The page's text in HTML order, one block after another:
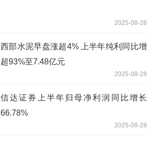
2025-08-28
西部水泥早盘涨超4% 上半年纯利同比增
超93%至7.48亿元
2025-08-28
信达证券上半年归母净利润同比增长
66.78%
2025-08-28